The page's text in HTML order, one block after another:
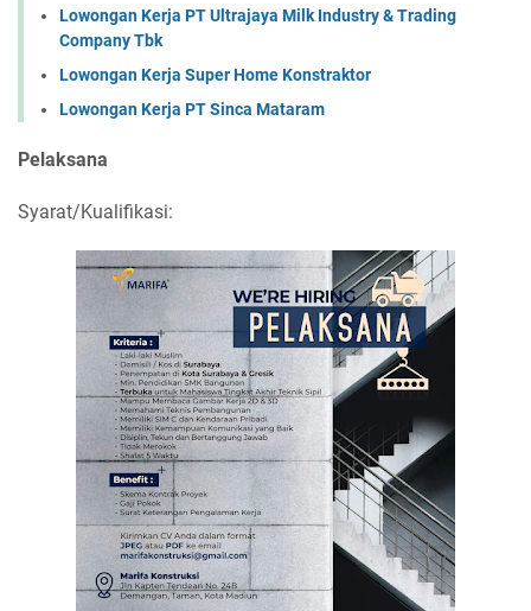
Lowongan Kerja PT Ultrajaya Milk Industry & Trading
Company Tbk
Lowongan Kerja Super Home Konstraktor
Lowongan Kerja PT Sinca Mataram
Pelaksana
Syarat/Kualifikasi: